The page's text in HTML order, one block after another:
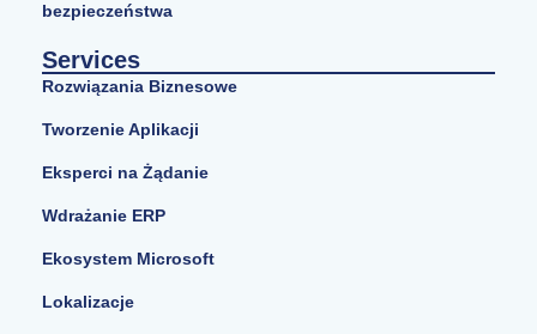
bezpieczeństwa
Services
Rozwiązania Biznesowe
Tworzenie Aplikacji
Eksperci na Żądanie
Wdrażanie ERP
Ekosystem Microsoft
Lokalizacje